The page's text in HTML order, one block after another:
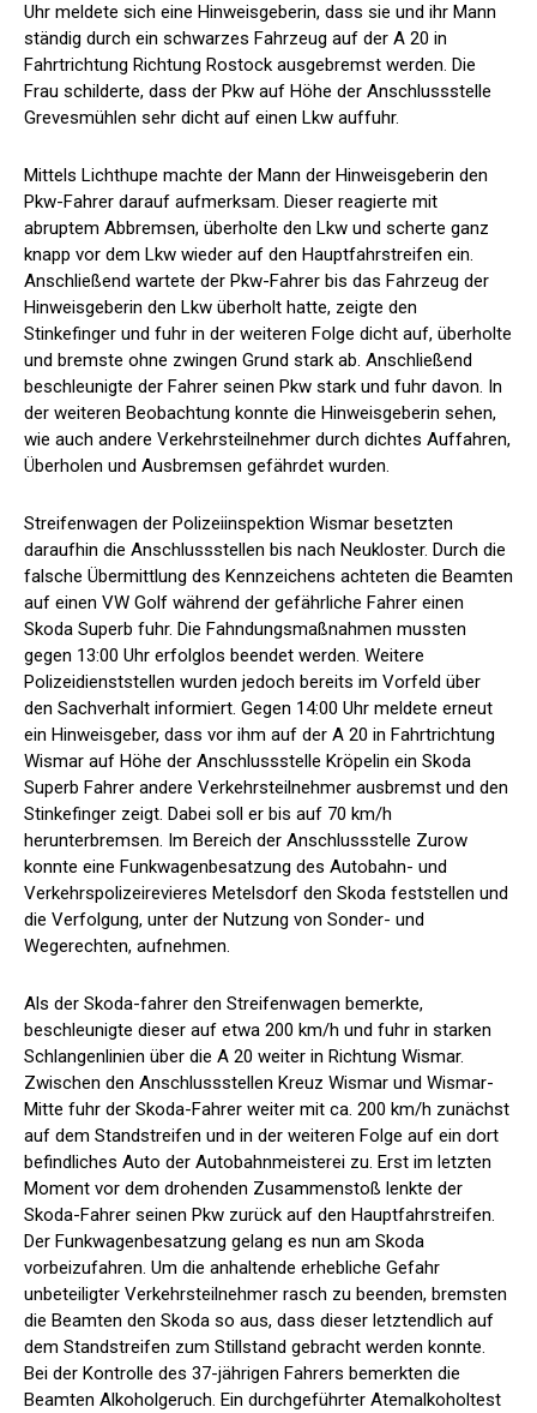
Uhr meldete sich eine Hinweisgeberin, dass sie und ihr Mann
ständig durch ein schwarzes Fahrzeug auf der A 20 in
Fahrtrichtung Richtung Rostock ausgebremst werden. Die
Frau schilderte, dass der Pkw auf Höhe der Anschlussstelle
Grevesmühlen sehr dicht auf einen Lkw auffuhr.
Mittels Lichthupe machte der Mann der Hinweisgeberin den
Pkw-Fahrer darauf aufmerksam. Dieser reagierte mit
abruptem Abbremsen, überholte den Lkw und scherte ganz
knapp vor dem Lkw wieder auf den Hauptfahrstreifen ein.
Anschließend wartete der Pkw-Fahrer bis das Fahrzeug der
Hinweisgeberin den Lkw überholt hatte, zeigte den
Stinkefinger und fuhr in der weiteren Folge dicht auf, überholte
und bremste ohne zwingen Grund stark ab. Anschließend
beschleunigte der Fahrer seinen Pkw stark und fuhr davon. In
der weiteren Beobachtung konnte die Hinweisgeberin sehen,
wie auch andere Verkehrsteilnehmer durch dichtes Auffahren,
Überholen und Ausbremsen gefährdet wurden.
Streifenwagen der Polizeiinspektion Wismar besetzten
daraufhin die Anschlussstellen bis nach Neukloster. Durch die
falsche Übermittlung des Kennzeichens achteten die Beamten
auf einen VW Golf während der gefährliche Fahrer einen
Skoda Superb fuhr. Die Fahndungsmaßnahmen mussten
gegen 13:00 Uhr erfolglos beendet werden. Weitere
Polizeidienststellen wurden jedoch bereits im Vorfeld über
den Sachverhalt informiert. Gegen 14:00 Uhr meldete erneut
ein Hinweisgeber, dass vor ihm auf der A 20 in Fahrtrichtung
Wismar auf Höhe der Anschlussstelle Kröpelin ein Skoda
Superb Fahrer andere Verkehrsteilnehmer ausbremst und den
Stinkefinger zeigt. Dabei soll er bis auf 70 km/h
herunterbremsen. Im Bereich der Anschlussstelle Zurow
konnte eine Funkwagenbesatzung des Autobahn- und
Verkehrspolizeirevieres Metelsdorf den Skoda feststellen und
die Verfolgung, unter der Nutzung von Sonder- und
Wegerechten, aufnehmen.
Als der Skoda-fahrer den Streifenwagen bemerkte,
beschleunigte dieser auf etwa 200 km/h und fuhr in starken
Schlangenlinien über die A 20 weiter in Richtung Wismar.
Zwischen den Anschlussstellen Kreuz Wismar und Wismar-
Mitte fuhr der Skoda-Fahrer weiter mit ca. 200 km/h zunächst
auf dem Standstreifen und in der weiteren Folge auf ein dort
befindliches Auto der Autobahnmeisterei zu. Erst im letzten
Moment vor dem drohenden Zusammenstoß lenkte der
Skoda-Fahrer seinen Pkw zurück auf den Hauptfahrstreifen.
Der Funkwagenbesatzung gelang es nun am Skoda
vorbeizufahren. Um die anhaltende erhebliche Gefahr
unbeteiligter Verkehrsteilnehmer rasch zu beenden, bremsten
die Beamten den Skoda so aus, dass dieser letztendlich auf
dem Standstreifen zum Stillstand gebracht werden konnte.
Bei der Kontrolle des 37-jährigen Fahrers bemerkten die
Beamten Alkoholgeruch. Ein durchgeführter Atemalkoholtest